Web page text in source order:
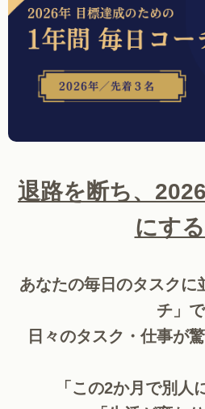
退路を断ち、
にする
あなたの毎日のタスクに
チ」で
日々のタスク・仕事が
「この2か月で別人